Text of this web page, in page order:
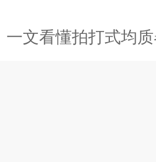
一文看懂拍打式均